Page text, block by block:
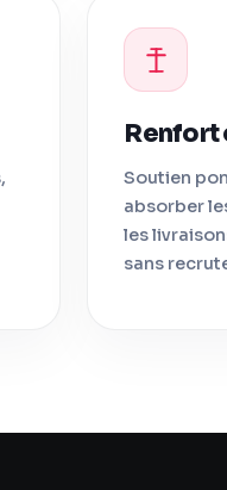
Renfort
Soutien
absorber
les
sans